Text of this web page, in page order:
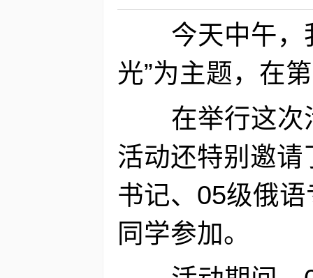
今天中午，我
光”为主题，在
在举行这次
活动还特别邀
书记、05级俄
同学参加。